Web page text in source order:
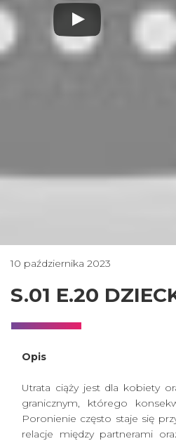
10 października 2023
S.01 E.20
Opis
Utrata ciąży jest dla kobiety
granicznym, którego
Poronienie często staje się
relacje między partnerami